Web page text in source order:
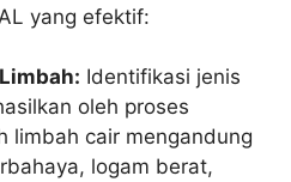
yang efektif:
Identifikasi jenis
oleh proses
limbah cair mengandung
logam berat,